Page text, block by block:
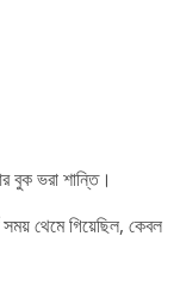
বুক ভরা শান্তি।
থেমে গিয়েছিল, কেবল